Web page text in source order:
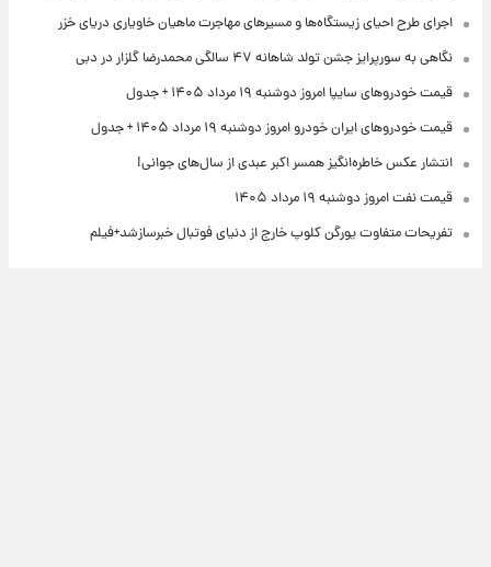
اجرای طرح احیای زیستگاه‌ها و مسیرهای مهاجرت ماهیان خاویاری دریای خزر
نگاهی به سورپرایز جشن تولد شاهانه ۴۷ سالگی محمدرضا گلزار در دبی
قیمت خودروهای سایپا امروز دوشنبه ۱۹ مرداد ۱۴۰۵ + جدول
قیمت خودروهای ایران خودرو امروز دوشنبه ۱۹ مرداد ۱۴۰۵ + جدول
انتشار عکس خاطره‌انگیز همسر اکبر عبدی از سال‌های جوانی!
قیمت نفت امروز دوشنبه ۱۹ مرداد ۱۴۰۵
تفریحات متفاوت یورگن کلوپ خارج از دنیای فوتبال خبرسازشد+فیلم